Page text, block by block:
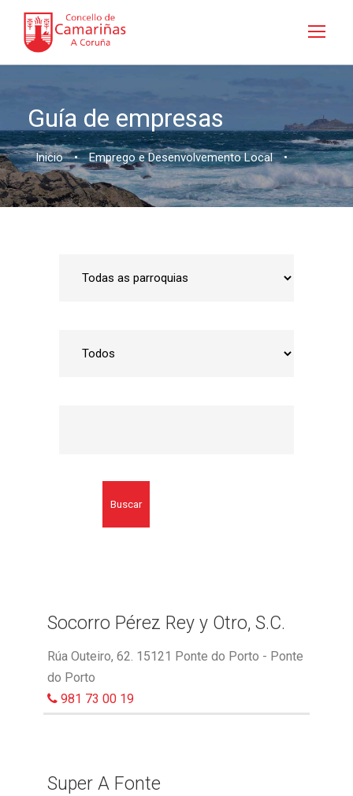
Guía de empresas
Inicio • Emprego e Desenvolvemento Local •
Buscar
Socorro Pérez Rey y Otro, S.C.
Rúa Outeiro, 62. 15121 Ponte do Porto - Ponte
do Porto
981 73 00 19
Super A Fonte